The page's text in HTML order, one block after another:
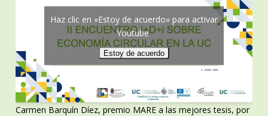
Haz clic en «Estoy de acuerdo» para activar
Youtube
Estoy de acuerdo
Carmen Barquín Díez, premio MARE a las mejores tesis, por